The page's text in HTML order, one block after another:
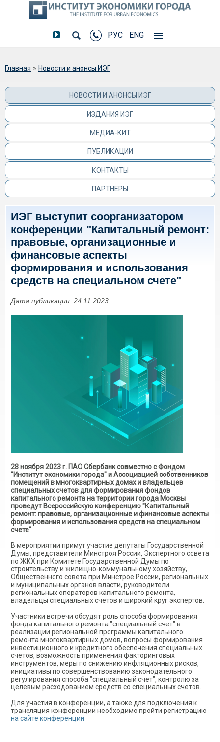
РУС ENG
Вы здесь
Главная » Новости и анонсы ИЭГ
НОВОСТИ И АНОНСЫ ИЭГ
ИЗДАНИЯ ИЭГ
МЕДИА-КИТ
ПУБЛИКАЦИИ
КОНТАКТЫ
ПАРТНЕРЫ
ИЭГ выступит соорганизатором
конференции "Капитальный ремонт:
правовые, организационные и
финансовые аспекты
формирования и использования
средств на специальном счете"
Дата публикации: 24.11.2023
28 ноября 2023 г. ПАО Сбербанк совместно с Фондом
"Институт экономики города" и Ассоциацией собственников
помещений в многоквартирных домах и владельцев
специальных счетов для формирования фондов
капитального ремонта на территории города Москвы
проведут Всероссийскую конференцию "Капитальный
ремонт: правовые, организационные и финансовые аспекты
формирования и использования средств на специальном
счете"
В мероприятии примут участие депутаты Государственной
Думы, представители Минстроя России, Экспертного совета
по ЖКХ при Комитете Государственной Думы по
строительству и жилищно-коммунальному хозяйству,
Общественного совета при Минстрое России, региональных
и муниципальных органов власти, руководители
региональных операторов капитального ремонта,
владельцы специальных счетов и широкий круг экспертов.
Участники встречи обсудят роль способа формирования
фонда капитального ремонта "специальный счет" в
реализации региональной программы капитального
ремонта многоквартирных домов, вопросы формирования
инвестиционного и кредитного обеспечения специальных
счетов, возможность применения факторинговых
инструментов, меры по снижению инфляционных рисков,
инициативы по совершенствованию законодательного
регулирования способа "специальный счет", контролю за
целевым расходованием средств со специальных счетов.
Для участия в конференции, а также для подключения к
трансляция конференции необходимо пройти регистрацию
на сайте конференции